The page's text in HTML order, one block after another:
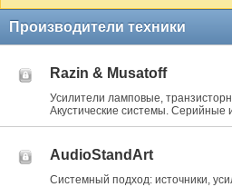
Производители техники
Razin & Musatoff
Усилители ламповые,
Акустические системы. Серийные
AudioStandArt
Системный подход: источники,